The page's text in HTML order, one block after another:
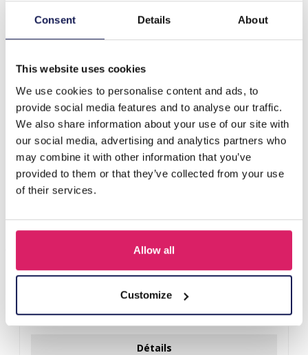
Consent Details About
This website uses cookies
We use cookies to personalise content and ads, to
provide social media features and to analyse our traffic.
We also share information about your use of our site with
our social media, advertising and analytics partners who
may combine it with other information that you’ve
provided to them or that they’ve collected from your use
of their services.
Allow all
Customize
Description
D'autres ont acheté aussi
I-A3.2 E015-003G S. Steel Earrings 12mm
Détails